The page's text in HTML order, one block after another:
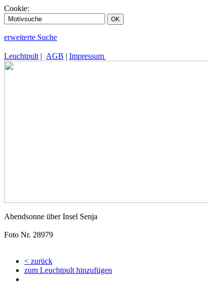
Cookie:
erweiterte Suche
Leuchtpult | AGB | Impressum
Abendsonne über Insel Senja
Foto Nr. 28979
< zurück
zum Leuchtpult hinzufügen